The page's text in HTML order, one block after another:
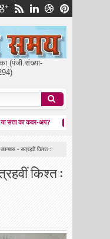
(पंजी.संख्या-
का कवर-अप? 8:05 PM
उपन्यास - सत्रहवीं किश्त :
किश्त :